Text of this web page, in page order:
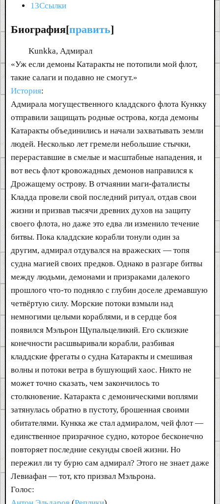
13Ссылки
Биография[править]
Kunkka, Адмирал
«Уж если демоны Катаракты не потопили мой флот,
такие салаги и подавно не смогут.»
История:
Адмирала могущественного кладдского флота Кункку
отправили защищать родные острова, когда демоны
Катаракты объединились и начали захватывать земли
людей. Несколько лет гремели небольшие стычки,
перераставшие в смелые и масштабные нападения, и
вот весь флот кровожадных демонов направился к
Дрожащему острову. В отчаянии маги-фаталисты
Кладда провели свой последний ритуал, отдав свои
жизни и призвав тысячи древних духов на защиту
своего флота, но даже это едва ли изменило течение
битвы. Пока кладдские корабли тонули один за
другим, адмирал отдувался на вражеских — топя
судна магией своих предков. Однако в разгаре битвы
между людьми, демонами и призраками далекого
прошлого что-то подняло с глубин доселе дремавшую
четвёртую силу. Морские потоки взмыли над
немногими целыми кораблями, и в сердце боя
появился Мэльрон Щупальцеликий. Его склизкие
конечности расшвыривали корабли, разбивая
кладдские фрегаты о судна Катаракты и смешивая
волны и потоки ветра в бушующий хаос. Никто не
может точно сказать, чем закончилось то
столкновение. Катаракта с демоническими воплями
затянулась обратно в пустоту, брошенная своими
обитателями. Кункка же стал адмиралом, чей флот —
единственное призрачное судно, которое бесконечно
повторяет последние секунды своей жизни. Но
пережил ли ту бурю сам адмирал? Этого не знает даже
Левиафан — тот, кто призвал Мэльрона.
Голос: